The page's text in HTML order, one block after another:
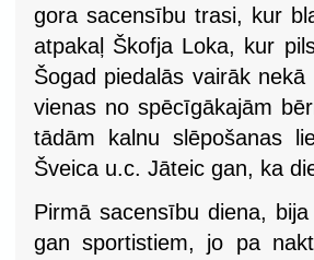
gora sacensību trasi, kur
atpakaļ Škofja Loka, kur
Šogad piedalās vairāk
vienas no spēcīgākajām
tādām kalnu slēpošanas
Šveica u.c. Jāteic gan, ka
Pirmā sacensību diena,
gan sportistiem, jo pa